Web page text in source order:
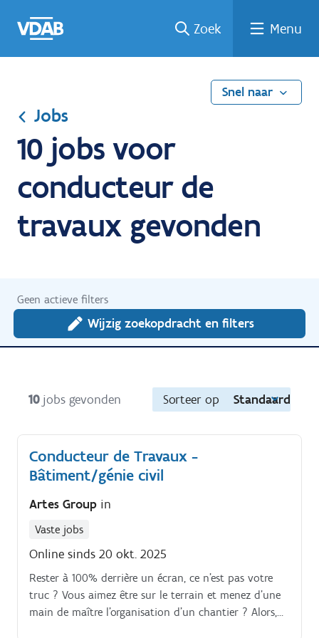
naar
een
een
job
naar
Zoek Menu
Snel naar
Jobs
10 jobs voor
conducteur de
travaux gevonden
Geen actieve filters
Wijzig zoekopdracht en filters
10 jobs gevonden Sorteer op Standaard
Conducteur de Travaux -
Bâtiment/génie civil
Artes Group in
Vaste jobs
Online sinds 20 okt. 2025
Rester à 100% derrière un écran, ce n’est pas votre
truc ? Vous aimez être sur le terrain et menez d’une
main de maître l’organisation d’un chantier ? Alors,